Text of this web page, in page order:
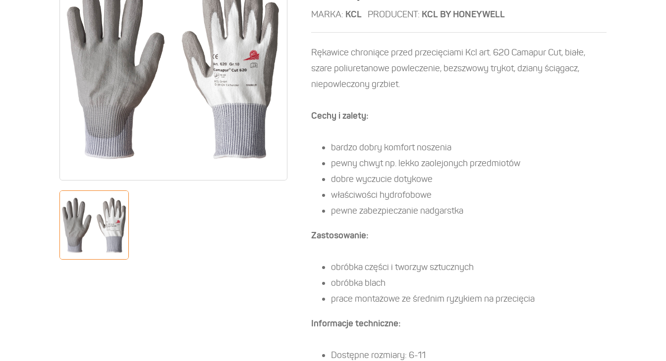
MARKA: KCL PRODUCENT: KCL BY HONEYWELL
Rękawice chroniące przed przecięciami Kcl art. 620 Camapur Cut, białe,
szare poliuretanowe powleczenie, bezszwowy trykot, dziany ściągacz,
niepowleczony grzbiet.
Cechy i zalety:
bardzo dobry komfort noszenia
pewny chwyt np. lekko zaolejonych przedmiotów
dobre wyczucie dotykowe
właściwości hydrofobowe
pewne zabezpieczanie nadgarstka
Zastosowanie:
obróbka części i tworzyw sztucznych
obróbka blach
prace montażowe ze średnim ryzykiem na przecięcia
Informacje techniczne:
Dostępne rozmiary: 6-11